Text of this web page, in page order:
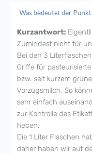
Was bedeutet der
Kurzantwort:
Zumindest nicht für
Bei den 3
Griffe für
bzw. seit kurzem
Vorzugsmilch. So
sehr einfach
zur Kontrolle des
heben.
Die 1 Liter Flaschen
daher haben wir auf